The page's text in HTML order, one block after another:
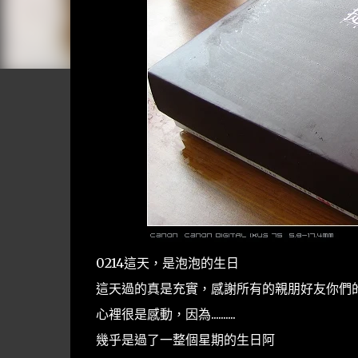
0214這天，是泡泡的生日
這天過的真是充實，感謝所有的親朋好友你們
心裡很是感動，因為..........
幾乎是過了一整個星期的生日阿